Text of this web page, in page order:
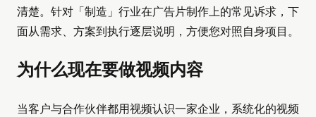
清楚。针对「制造」行业在广告片制作上的常见诉求，下
面从需求、方案到执行逐层说明，方便您对照自身项目。
为什么现在要做视频内容
当客户与合作伙伴都用视频认识一家企业，系统化的视频